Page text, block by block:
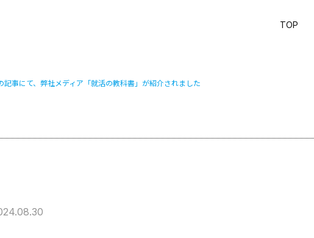
TOP
記事にて、弊社メディア「就活の教科書」が紹介されました